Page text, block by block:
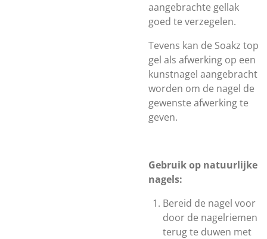
aangebrachte gellak
goed te verzegelen.
Tevens kan de Soakz top
gel als afwerking op een
kunstnagel aangebracht
worden om de nagel de
gewenste afwerking te
geven.
Gebruik op natuurlijke
nagels:
Bereid de nagel voor
door de nagelriemen
terug te duwen met